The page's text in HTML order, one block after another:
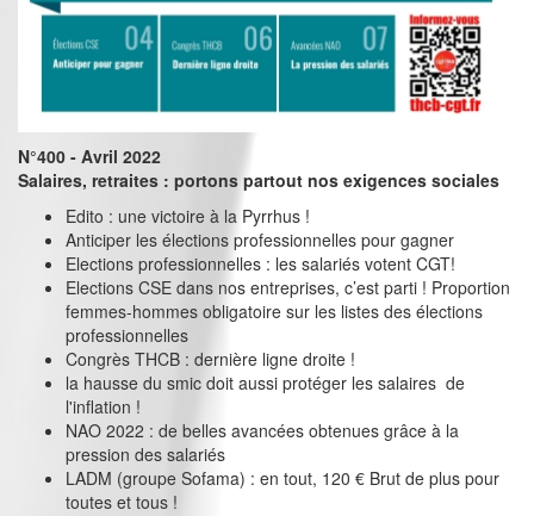
N°400 - Avril 2022
Salaires, retraites : portons partout nos exigences sociales
Edito : une victoire à la Pyrrhus !
Anticiper les élections professionnelles pour gagner
Elections professionnelles : les salariés votent CGT!
Elections CSE dans nos entreprises, c’est parti ! Proportion
femmes-hommes obligatoire sur les listes des élections
professionnelles
Congrès THCB : dernière ligne droite !
la hausse du smic doit aussi protéger les salaires de
l'inflation !
NAO 2022 : de belles avancées obtenues grâce à la
pression des salariés
LADM (groupe Sofama) : en tout, 120 € Brut de plus pour
toutes et tous !